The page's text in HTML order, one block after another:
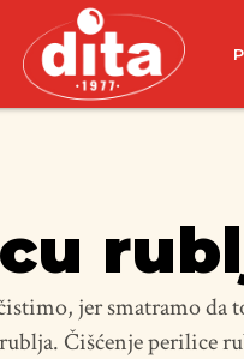
jer smatramo da
Čišćenje perilice